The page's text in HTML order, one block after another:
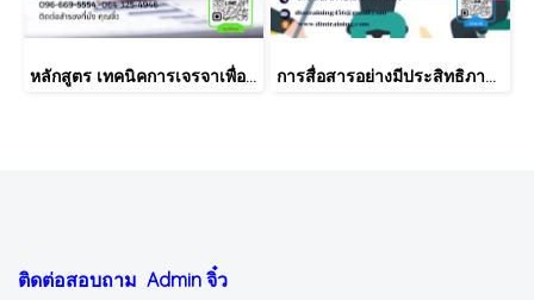
หลักสูตร เทคนิคการเจรจาเพื่อติดตามหนี้และกฎหมาย พ.ร.บ.ทวงหนี้ การสื่อสารอย่างมีประสิทธิภาพ เพื่อความสำเร็จในการทำงาน
ติดต่อสอบถาม Admin จิ๋ว